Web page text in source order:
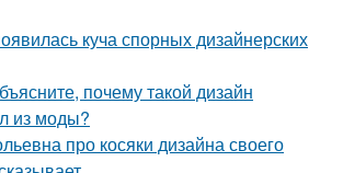
куча спорных дизайнерских
почему такой дизайн
из моды?
про косяки дизайна своего